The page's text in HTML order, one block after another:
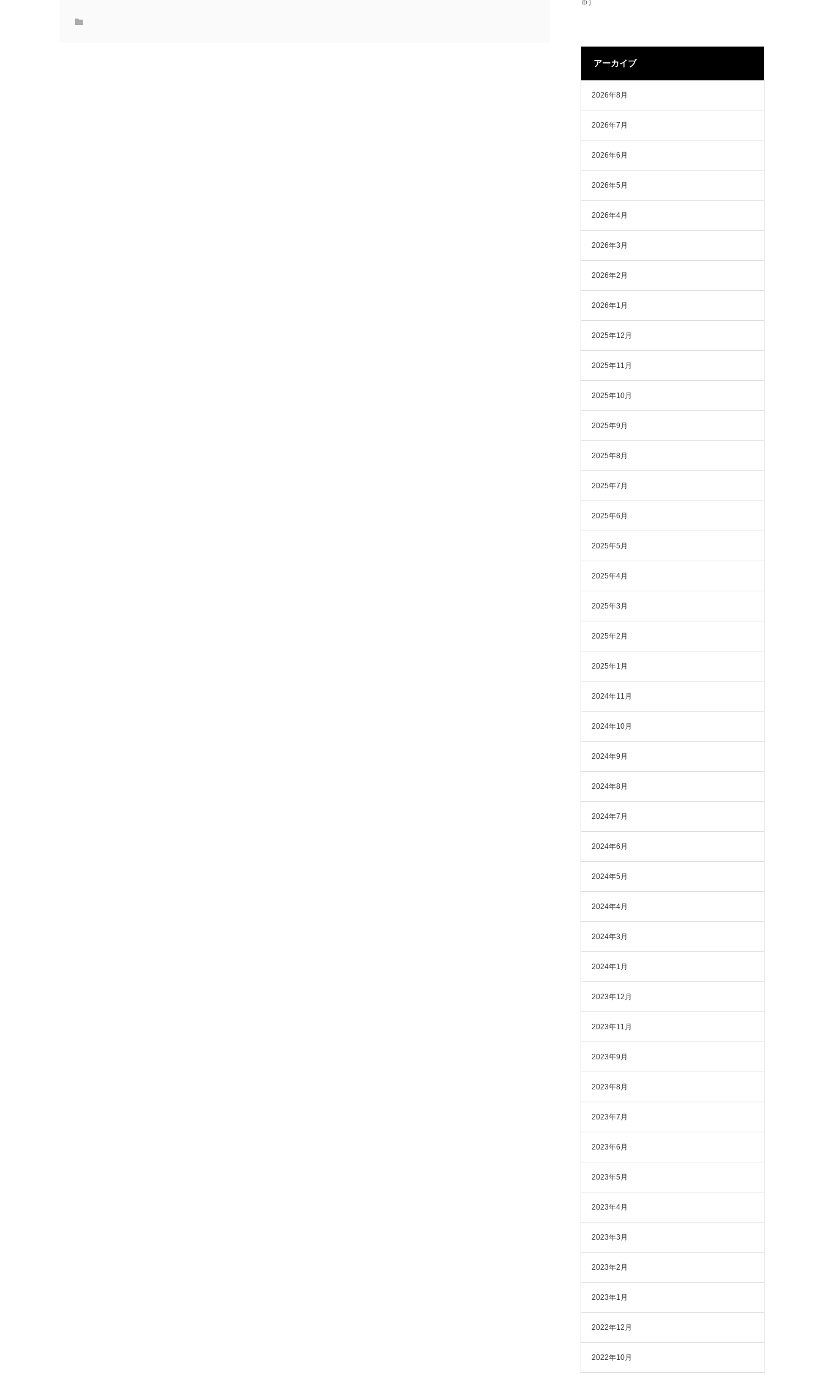
市）
アーカイブ
2026年8月
2026年7月
2026年6月
2026年5月
2026年4月
2026年3月
2026年2月
2026年1月
2025年12月
2025年11月
2025年10月
2025年9月
2025年8月
2025年7月
2025年6月
2025年5月
2025年4月
2025年3月
2025年2月
2025年1月
2024年11月
2024年10月
2024年9月
2024年8月
2024年7月
2024年6月
2024年5月
2024年4月
2024年3月
2024年1月
2023年12月
2023年11月
2023年9月
2023年8月
2023年7月
2023年6月
2023年5月
2023年4月
2023年3月
2023年2月
2023年1月
2022年12月
2022年10月